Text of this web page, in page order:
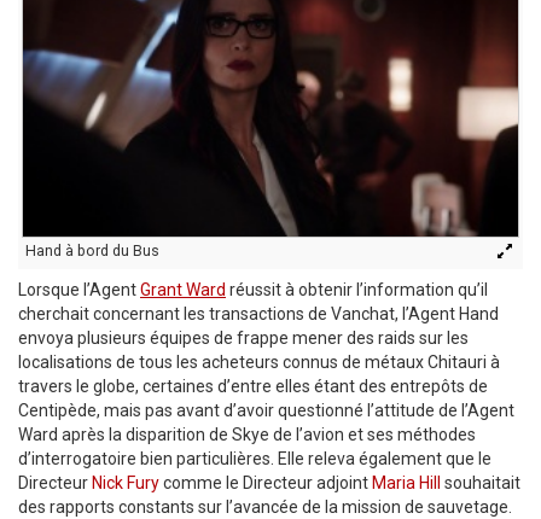
Hand à bord du Bus
Lorsque l’AgentGrant Ward réussit à obtenir l’information qu’il
cherchait concernant les transactions de Vanchat, l’Agent Hand
envoya plusieurs équipes de frappe mener des raids sur les
localisations de tous les acheteurs connus de métaux Chitauri à
travers le globe, certaines d’entre elles étant des entrepôts de
Centipède, mais pas avant d’avoir questionné l’attitude de l’Agent
Ward après la disparition de Skye de l’avion et ses méthodes
d’interrogatoire bien particulières. Elle releva également que le
Directeur Nick Furycomme le Directeur adjoint Maria Hill
souhaitait
des rapports constants sur l’avancée de la mission de sauvetage.